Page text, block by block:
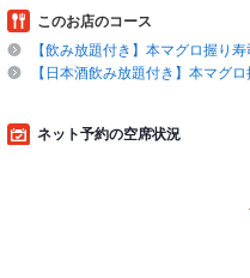
このお店のコース
【飲み放題付き】本マグロ握り
【日本酒飲み放題付き】本マグ
ネット予約の空席状況